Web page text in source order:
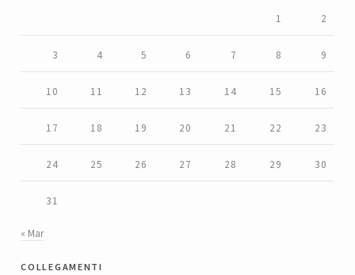
1 2
3 4 5 6 7 8 9
10 11 12 13 14 15 16
17 18 19 20 21 22 23
24 25 26 27 28 29 30
31
« Mar
collegamenti